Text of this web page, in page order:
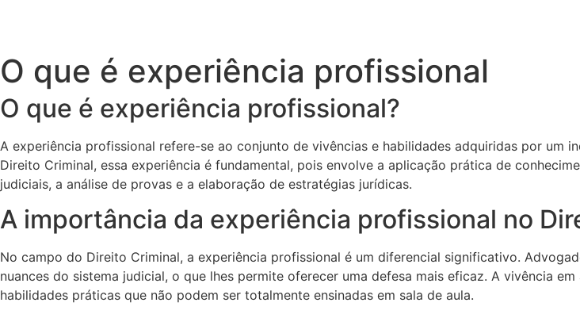
O que é experiência profissional
O que é experiência profissional?
A experiência profissional refere-se ao conjunto de vivências e habilidades adquiridas por
Direito Criminal, essa experiência é fundamental, pois envolve a aplicação prática de
judiciais, a análise de provas e a elaboração de estratégias jurídicas.
A importância da experiência profissional no
No campo do Direito Criminal, a experiência profissional é um diferencial significativo.
nuances do sistema judicial, o que lhes permite oferecer uma defesa mais eficaz. A vivência
habilidades práticas que não podem ser totalmente ensinadas em sala de aula.